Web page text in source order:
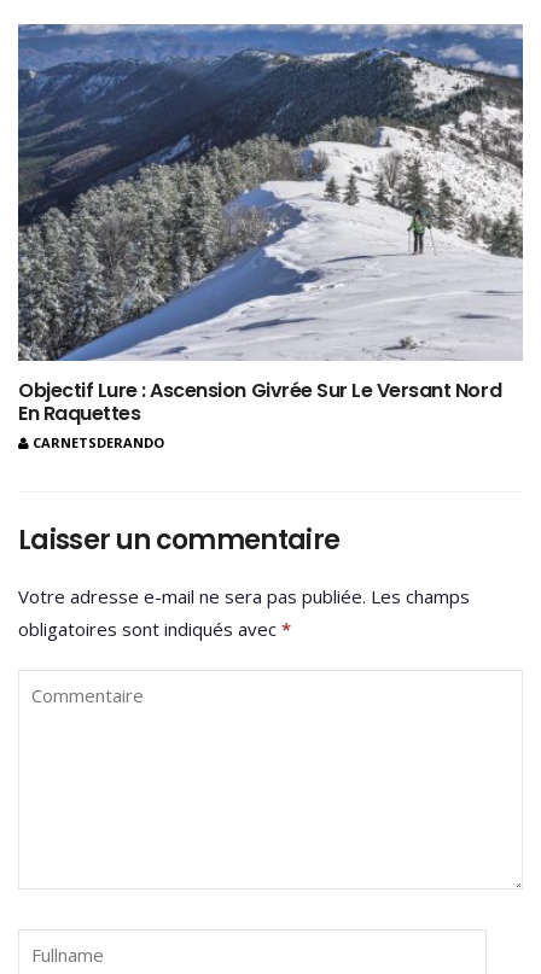
Objectif Lure : Ascension Givrée Sur Le Versant Nord
En Raquettes
CARNETSDERANDO
Laisser un commentaire
Votre adresse e-mail ne sera pas publiée. Les champs
obligatoires sont indiqués avec *